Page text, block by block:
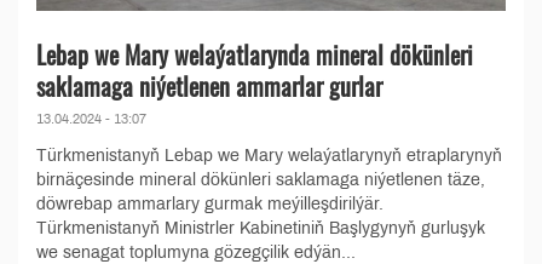
Lebap we Mary welaýatlarynda mineral dökünleri
saklamaga niýetlenen ammarlar gurlar
13.04.2024 - 13:07
Türkmenistanyň Lebap we Mary welaýatlarynyň etraplarynyň
birnäçesinde mineral dökünleri saklamaga niýetlenen täze,
döwrebap ammarlary gurmak meýilleşdirilýär.
Türkmenistanyň Ministrler Kabinetiniň Başlygynyň gurluşyk
we senagat toplumyna gözegçilik edýän...